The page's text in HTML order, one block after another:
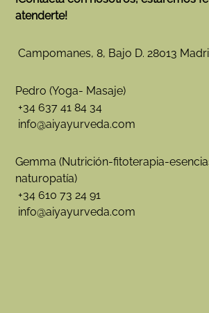
atenderte!
Campomanes, 8, Bajo D. 28013
Pedro (Yoga- Masaje)
+34 637 41 84 34
info@aiyayurveda.com
Gemma (Nutrición-fitoterapia-
naturopatía)
+34 610 73 24 91
info@aiyayurveda.com